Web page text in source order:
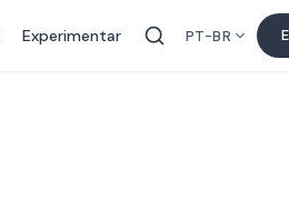
Experimentar PT-BR